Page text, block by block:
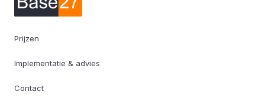
Prijzen
Implementatie & advies
Contact